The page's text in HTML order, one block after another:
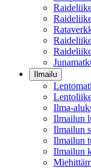
Ilmailu
Ilma-
Ilmailun
Ilmailun
Ilmailun
Ilmailun